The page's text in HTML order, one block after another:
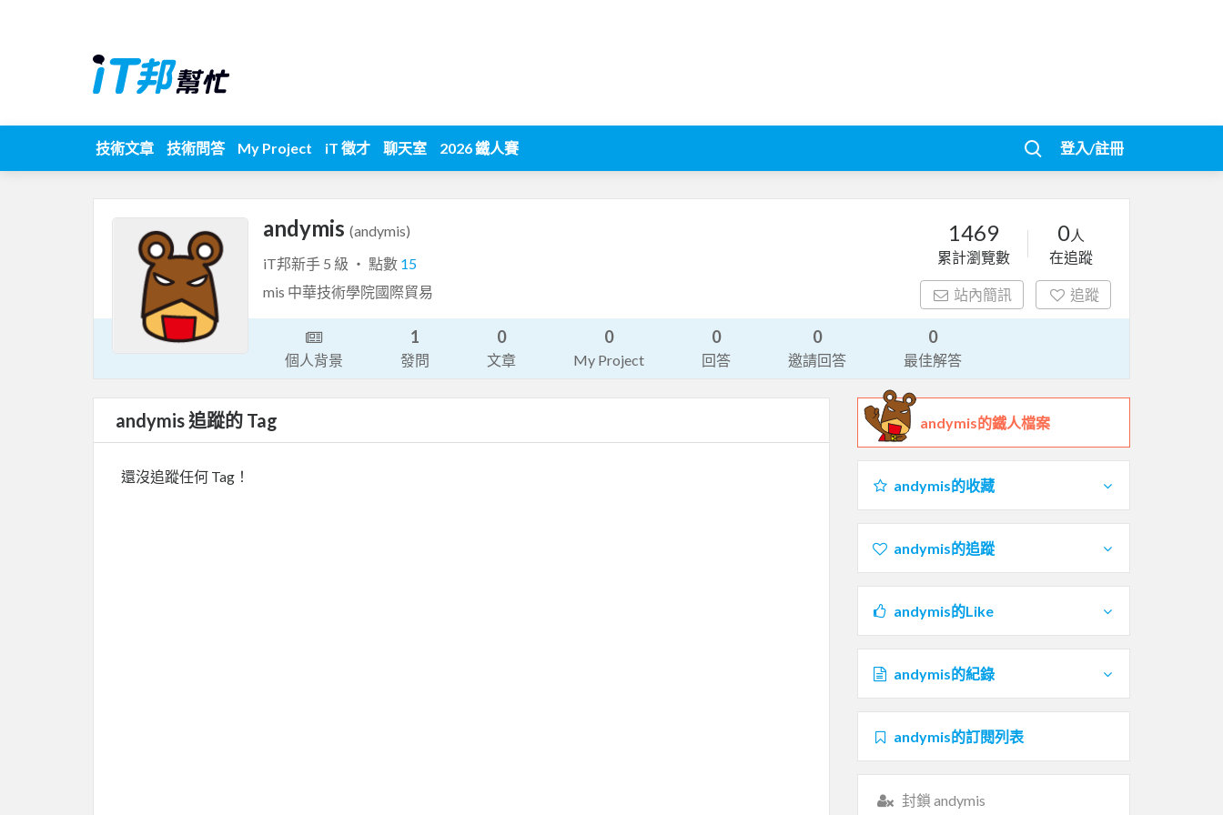
技術文章 技術問答 My Project iT 徵才 聊天室 2026 鐵人賽 登入/註冊
andymis (andymis)
iT邦新手 5 級 ‧ 點數 15
mis 中華技術學院國際貿易
1469
累計瀏覽數
0人
在追蹤
站內簡訊 追蹤
個人背景
1
發問
0
文章
0
My Project
0
回答
0
邀請回答
0
最佳解答
andymis 追蹤的 Tag
還沒追蹤任何 Tag！
andymis的鐵人檔案
andymis的收藏
andymis的追蹤
andymis的Like
andymis的紀錄
andymis的訂閱列表
封鎖 andymis